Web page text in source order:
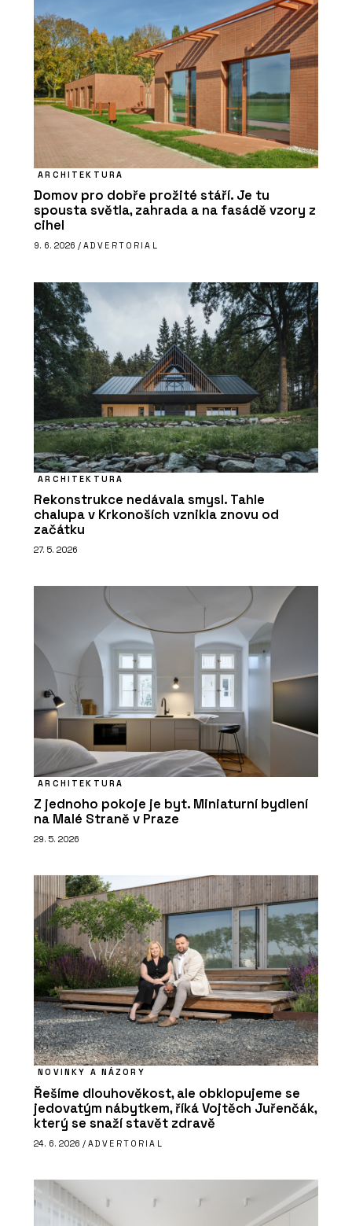
ARCHITEKTURA
Domov pro dobře prožité stáří. Je tu
spousta světla, zahrada a na fasádě vzory z
cihel
9. 6. 2026 / ADVERTORIAL
ARCHITEKTURA
Rekonstrukce nedávala smysl. Tahle
chalupa v Krkonoších vznikla znovu od
začátku
27. 5. 2026
ARCHITEKTURA
Z jednoho pokoje je byt. Miniaturní bydlení
na Malé Straně v Praze
29. 5. 2026
NOVINKY A NÁZORY
Řešíme dlouhověkost, ale obklopujeme se
jedovatým nábytkem, říká Vojtěch Juřenčák,
který se snaží stavět zdravě
24. 6. 2026 / ADVERTORIAL